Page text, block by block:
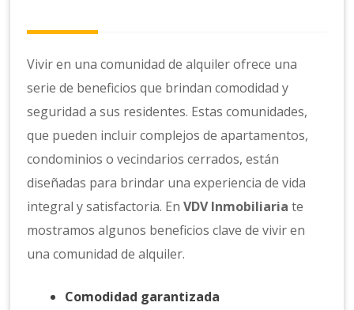
Vivir en una comunidad de alquiler ofrece una
serie de beneficios que brindan comodidad y
seguridad a sus residentes. Estas comunidades,
que pueden incluir complejos de apartamentos,
condominios o vecindarios cerrados, están
diseñadas para brindar una experiencia de vida
integral y satisfactoria. EnVDV Inmobiliaria te
mostramos algunos beneficios clave de vivir en
una comunidad de alquiler.
Comodidad garantizada